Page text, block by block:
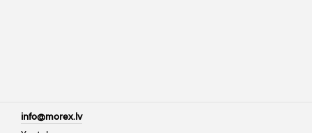
info@morex.lv